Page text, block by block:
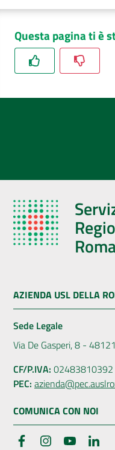
Questa pagina ti è
AZIENDA USL DELLA
Sede Legale
Via De Gasperi, 8 -
CF/P.IVA: 02483810392
PEC:
COMUNICA CON NOI
FacebookInstagramYouTube